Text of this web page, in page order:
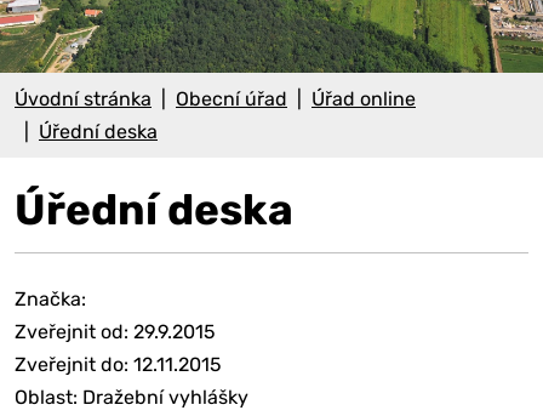
Úvodní stránka Obecní úřad
Úřad online
Úřední deska
Úřední deska
Značka:
Zveřejnit od: 29.9.2015
Zveřejnit do: 12.11.2015
Oblast: Dražební vyhlášky